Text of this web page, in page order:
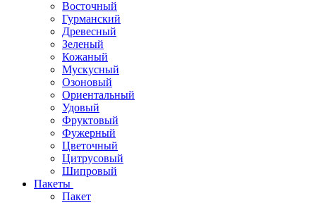
Восточный
Гурманский
Древесный
Зеленый
Кожаный
Мускусный
Озоновый
Ориентальный
Удовый
Фруктовый
Фужерный
Цветочный
Цитрусовый
Шипровый
Пакеты
Пакет